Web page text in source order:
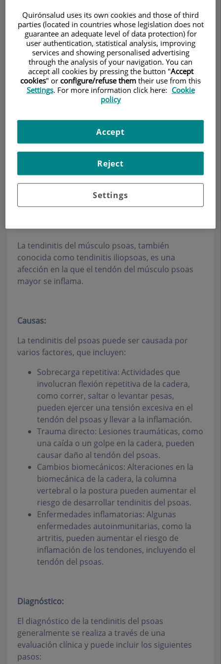
DescripciónServiciosEquipoContactoDatos de interés
Pedir cita
Tendinitis del psoas:
¿Cuáles son las causas, el
diagnóstico y el
tratamiento?
La tendinitis del músculo psoas, también
conocida como tendinitis iliopsoas, es una
afección en la que el tendón del músculo psoas
mayor se inflama.
Causas:
La tendinitis del psoas puede ser causada por
varios factores, que incluyen:
Sobrecarga repetitiva: Actividades que
involucran flexión repetitiva de la cadera,
como correr, saltar o levantar pesas,
pueden ejercer una tensión excesiva en el
tendón del psoas y llevar a la inflamación.
Trauma directo: Lesiones traumáticas, como
una caída o un golpe en la cadera, pueden
causar daño al tendón del psoas.
Cambios biomecánicos: Alteraciones en la
biomecánica de la cadera, la columna
vertebral o la postura pueden aumentar el
riesgo de desarrollar tendinitis del psoas.
Enfermedades inflamatorias: Algunas
enfermedades autoinmunitarias, como la
artritis, pueden aumentar el riesgo de
inflamación de los tendones, incluyendo el
tendón del psoas.
Diagnóstico:
El diagnóstico de la tendinitis del psoas
generalmente se realiza a través de una
evaluación clínica y puede incluir los siguientes
pasos:
Quirónsalud uses its own cookies and those of third
parties (located in countries whose legislation does not
guarantee an adequate level of data protection) for
user authentication, statistical analysis, improving
services and showing personalised advertising
through the analysis of your navigation. You can
accept all cookies by pressing the button "Accept
cookies" or configure/refuse them their use from this
Settings. For more information click here: Cookie
policy
Settings
Reject
Accept